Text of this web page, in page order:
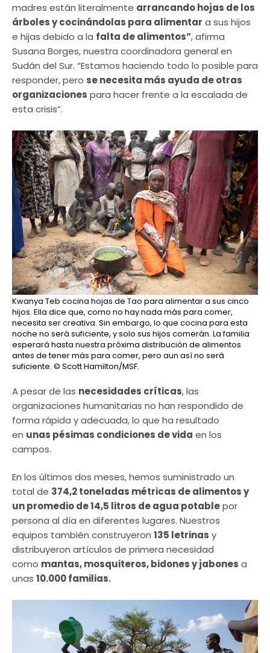
madres están literalmente arrancando hojas de los
árboles y cocinándolas para alimentar a sus hijos
e hijas debido a la falta de alimentos”, afirma
Susana Borges, nuestra coordinadora general en
Sudán del Sur. “Estamos haciendo todo lo posible para
responder, pero se necesita más ayuda de otras
organizaciones para hacer frente a la escalada de
esta crisis”.
Kwanya Teb cocina hojas de Tao para alimentar a sus cinco
hijos. Ella dice que, como no hay nada más para comer,
necesita ser creativa. Sin embargo, lo que cocina para esta
noche no será suficiente, y solo sus hijos comerán. La familia
esperará hasta nuestra próxima distribución de alimentos
antes de tener más para comer, pero aun así no será
suficiente. © Scott Hamilton/MSF.
A pesar de las necesidades críticas, las
organizaciones humanitarias no han respondido de
forma rápida y adecuada, lo que ha resultado
en unas pésimas condiciones de vida en los
campos.
En los últimos dos meses, hemos suministrado un
total de 374,2 toneladas métricas de alimentos y
un promedio de 14,5 litros de agua potablepor
persona al día en diferentes lugares. Nuestros
equipos también construyeron 135 letrinas y
distribuyeron artículos de primera necesidad
como mantas, mosquiteros, bidones y jabones a
unas 10.000 familias.